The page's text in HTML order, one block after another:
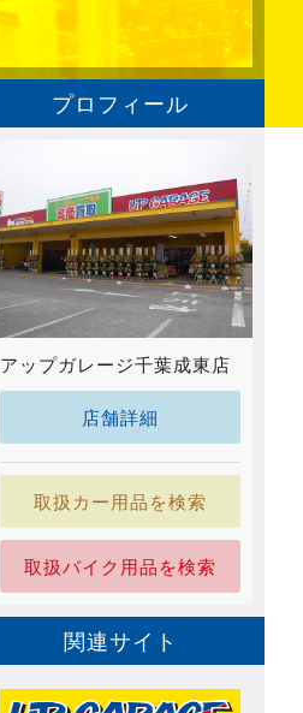
プロフィール
アップガレージ千葉成東店
店舗詳細
取扱カー用品を検索
取扱バイク用品を検索
関連サイト